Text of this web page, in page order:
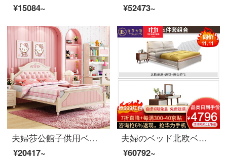
¥15084~
¥52473~
夫婦莎公館子供用ベッド洋式英倫ベッド男女シングルベッド青少年学生用ベッド家具8301スペアリブベッド+マットレス1つ1500*2000
¥20417~
夫婦のベッド北欧ベッドのダブルベッド1.8メートルのシンプルなベッドルームのベッドの結婚式ベッドの家具のベッド+マットレス+マットレス*1+008ドレッサー+化粧台+化粧道具のベンチ1800*2000
¥60792~